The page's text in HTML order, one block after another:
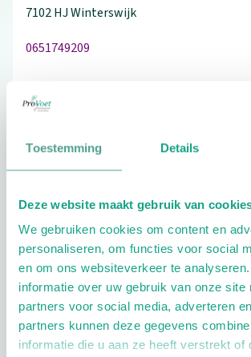
Toestemming Details
Deze website maakt gebruik van
We gebruiken cookies om content en
personaliseren, om functies voor social
en om ons websiteverkeer te
informatie over uw gebruik van onze site
partners voor social media, adverteren
partners kunnen deze gegevens
informatie die u aan ze heeft verstrekt of
7102 HJWinterswijk
0651749209
Schrijf ook een review
Extra opties